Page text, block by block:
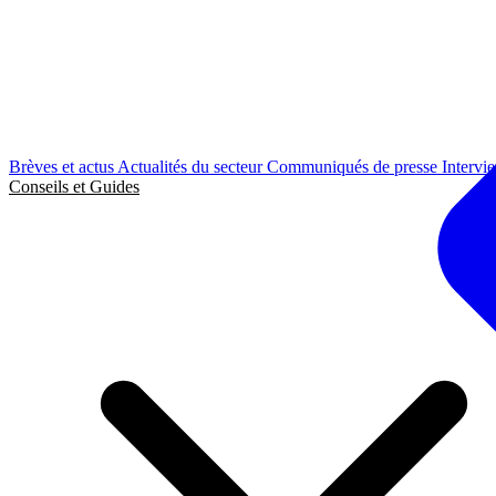
Brèves et actus Actualités du secteurCommuniqués de presse
Conseils et Guides